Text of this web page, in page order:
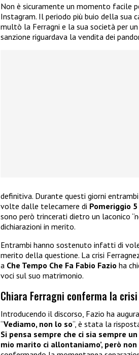
Non è sicuramente un momento facile
Instagram. Il periodo più buio della sua
multò la Ferragni e la sua società per
sanzione riguardava la vendita dei
definitiva. Durante questi giorni
volte dalle telecamere di Pomeriggio 5
sono però trincerati dietro un laconico
dichiarazioni in merito.
Entrambi hanno sostenuto infatti di
merito della questione. La crisi
a Che Tempo Che Fa Fabio Fazio ha
voci sul suo matrimonio.
Chiara Ferragni conferma la crisi
Introducendo il discorso, Fazio ha
“Vediamo, non lo so“, è stata la
Si pensa sempre che ci sia sempre
mio marito ci allontaniamo’, però